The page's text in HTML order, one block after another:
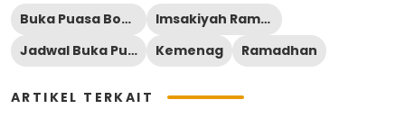
Buka Puasa Bone
Imsakiyah Ramadan Bone
Jadwal Buka Puasa Bone
Kemenag Ramadhan
ARTIKEL TERKAIT